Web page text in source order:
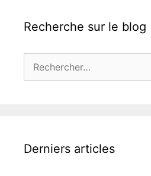
Recherche sur le blog
Derniers articles